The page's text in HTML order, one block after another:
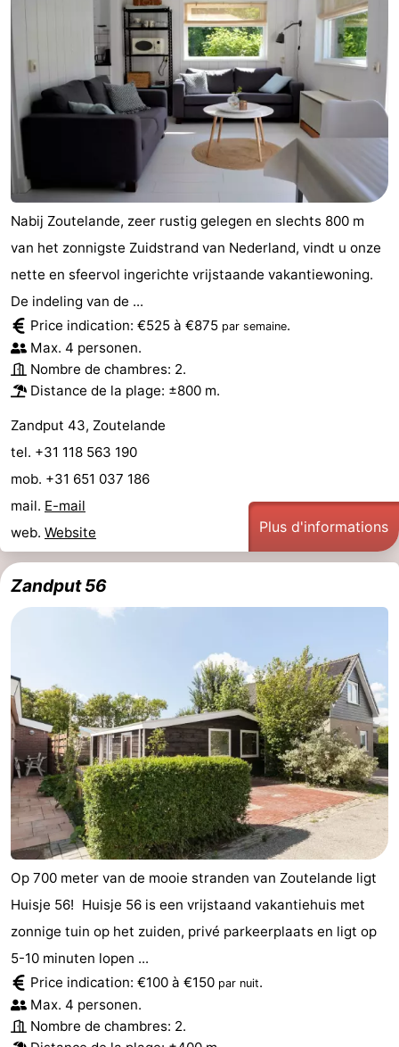
Nabij Zoutelande, zeer rustig gelegen en slechts 800 m
van het zonnigste Zuidstrand van Nederland, vindt u onze
nette en sfeervol ingerichte vrijstaande vakantiewoning.
De indeling van de ...
Price indication: €525 à €875 par semaine.
Max. 4 personen.
Nombre de chambres: 2.
Distance de la plage: ±800 m.
Zandput 43, Zoutelande
tel. +31 118 563 190
mob. +31 651 037 186
mail. E-mail
web. Website Plus d'informations
Zandput 56
Op 700 meter van de mooie stranden van Zoutelande ligt
Huisje 56! Huisje 56 is een vrijstaand vakantiehuis met
zonnige tuin op het zuiden, privé parkeerplaats en ligt op
5-10 minuten lopen ...
Price indication: €100 à €150 par nuit.
Max. 4 personen.
Nombre de chambres: 2.